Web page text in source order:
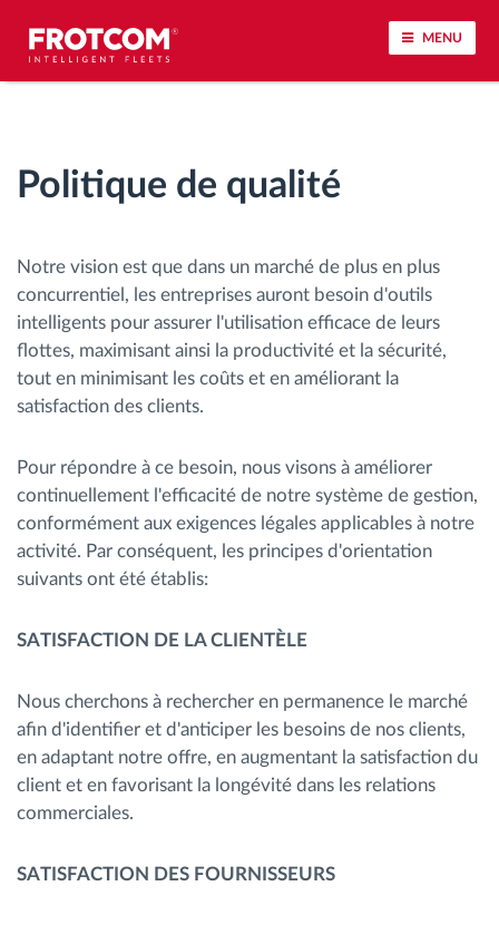
MENU
Contrôle des temps de conduite
Gestion de la main-d’œuvre
Téléchargement du tachygraphe à distance
Contrôle d'accès
Gestion de carburant
Planification et suivi d'itinéraire
Identification automatique du conducteur
Découvrez toutes les caractéristiques
Comment nous résolvons chaques besoins
Politique de qualité
Notre vision est que dans un marché de plus en plus
concurrentiel, les entreprises auront besoin d'outils
intelligents pour assurer l'utilisation efficace de leurs
flottes, maximisant ainsi la productivité et la sécurité,
tout en minimisant les coûts et en améliorant la
satisfaction des clients.
Pour répondre à ce besoin, nous visons à améliorer
continuellement l'efficacité de notre système de gestion,
conformément aux exigences légales applicables à notre
activité. Par conséquent, les principes d'orientation
suivants ont été établis:
SATISFACTION DE LA CLIENTÈLE
Nous cherchons à rechercher en permanence le marché
afin d'identifier et d'anticiper les besoins de nos clients,
en adaptant notre offre, en augmentant la satisfaction du
client et en favorisant la longévité dans les relations
commerciales.
SATISFACTION DES FOURNISSEURS